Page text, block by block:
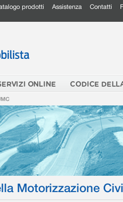
prodotti Assistenza Contatti
ONLINE CODICE
Motorizzazione